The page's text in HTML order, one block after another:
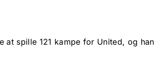
at spille 121 kampe for United, og han